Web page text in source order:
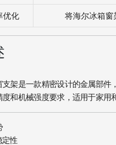
优化
将海尔冰箱窗
架是一款精密设计的金属部
和机械强度要求，适用于家用
定性